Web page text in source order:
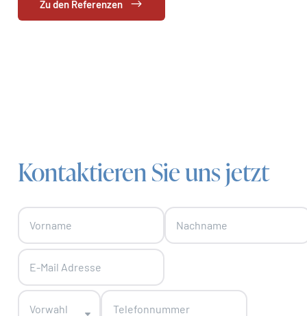
Zu den Referenzen
Kontaktieren Sie uns jetzt
Skip form
Vorwahl